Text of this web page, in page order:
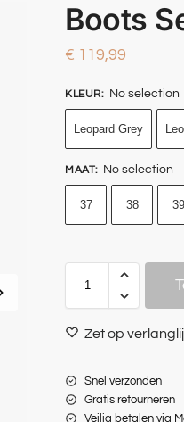
Boots
€ 119,99
KLEUR: No selection
Leopard Grey
MAAT: No selection
37 38 39
Zet op
Snel verzonden
Gratis retourneren
Veilig betalen via